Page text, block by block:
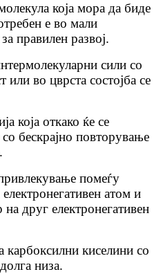
која мора да биде
е во мали
правилен развој.
сили со
или во цврста состојба се
која откако ќе се
бескрајно повторување
помеѓу
атом и
друг електронегативен
карбоксилни киселини со
низа.